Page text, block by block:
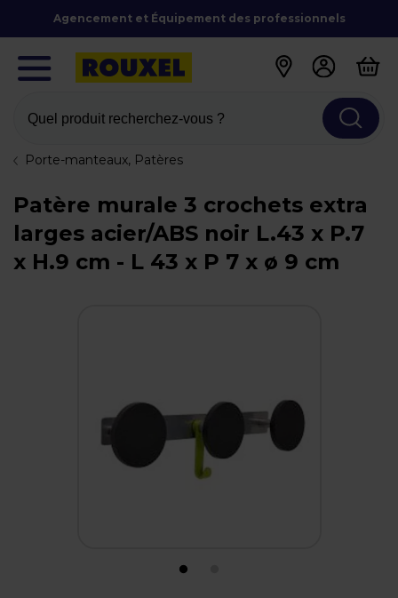
Agencement et Équipement des professionnels
Quel produit recherchez-vous ?
Porte-manteaux, Patères
Patère murale 3 crochets extra
larges acier/ABS noir L.43 x P.7
x H.9 cm - L 43 x P 7 x ø 9 cm